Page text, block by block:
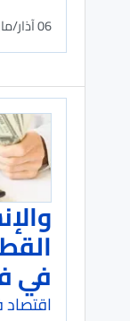
06 آذار/مارس 2025
في